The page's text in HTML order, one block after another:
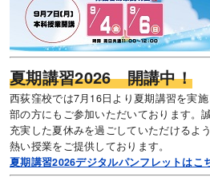
夏期講習2026 開講中！
西荻窪校では7月16日より夏期講習を実
部の方にもご参加いただいております。
充実した夏休みを過ごしていただけるよ
熱い授業をご提供しております。
夏期講習2026デジタルパンフレットはこ